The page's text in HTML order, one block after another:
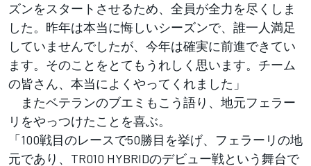
ズンをスタートさせるため、全員が全力を尽くしま
した。昨年は本当に悔しいシーズンで、誰一人満足
していませんでしたが、今年は確実に前進できてい
ます。そのことをとてもうれしく思います。チーム
の皆さん、本当によくやってくれました」
またベテランのブエミもこう語り、地元フェラー
リをやっつけたことを喜ぶ。
「100戦目のレースで50勝目を挙げ、フェラーリの地
元であり、TR010 HYBRIDのデビュー戦という舞台で